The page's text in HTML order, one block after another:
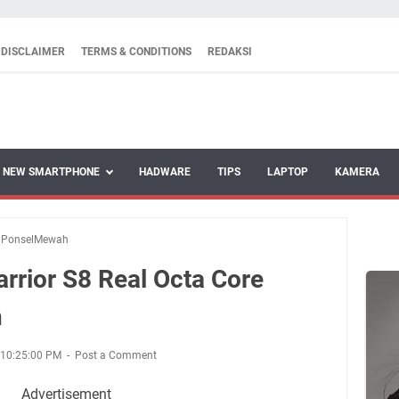
DISCLAIMER TERMS & CONDITIONS REDAKSI
NEW SMARTPHONE HADWARE TIPS LAPTOP KAMERA
PonselMewah
S8 Real Octa Core
PM Post a Comment
Advertisement